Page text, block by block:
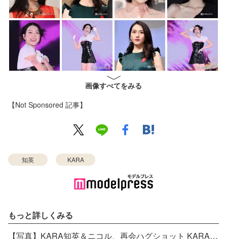
画像すべてをみる
【Not Sponsored 記事】
知英 KARA
もっと詳しくみる
【写真】KARA知英＆ニコル、再会ハグショット KARAの変わらぬ絆